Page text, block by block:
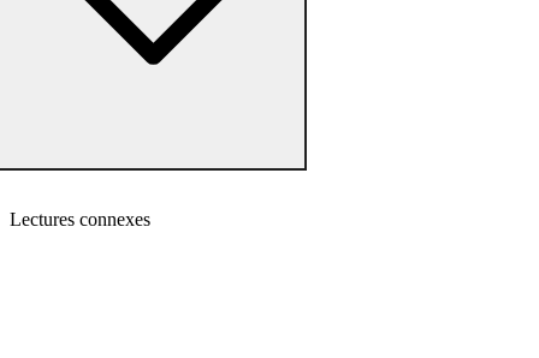
Lectures connexes